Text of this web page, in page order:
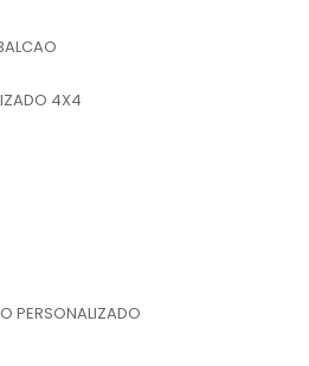
Mídia Balões, você
em um poderoso
4X4
PERSONALIZADO